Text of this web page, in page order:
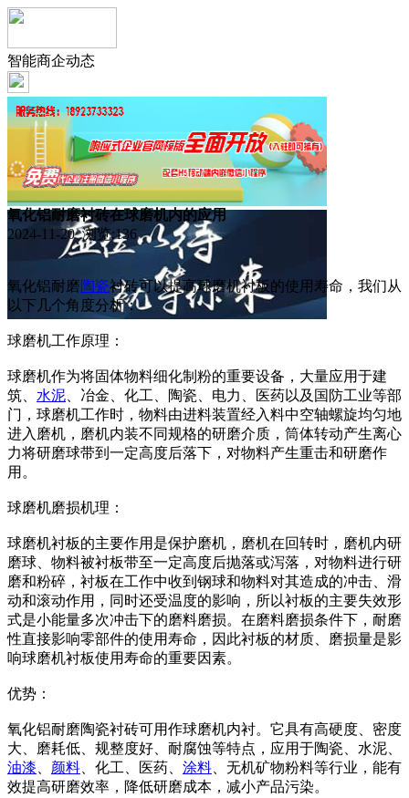
智能商企动态
氧化铝耐磨衬砖在球磨机内的应用
2024-11-20 浏览:136
氧化铝耐磨陶瓷衬砖可以提高球磨机衬板的使用寿命，我们从
以下几个角度分析：
球磨机工作原理：
球磨机作为将固体物料细化制粉的重要设备，大量应用于建
筑、 水泥 、冶金、化工、陶瓷、电力、医药以及国防工业等部
门，球磨机工作时，物料由进料装置经入料中空轴螺旋均匀地
进入磨机，磨机内装不同规格的研磨介质，筒体转动产生离心
力将研磨球带到一定高度后落下，对物料产生重击和研磨作
用。
球磨机磨损机理：
球磨机衬板的主要作用是保护磨机，磨机在回转时，磨机内研
磨球、物料被衬板带至一定高度后抛落或泻落，对物料进行研
磨和粉碎，衬板在工作中收到钢球和物料对其造成的冲击、滑
动和滚动作用，同时还受温度的影响，所以衬板的主要失效形
式是小能量多次冲击下的磨料磨损。在磨料磨损条件下，耐磨
性直接影响零部件的使用寿命，因此衬板的材质、磨损量是影
响球磨机衬板使用寿命的重要因素。
优势：
氧化铝耐磨陶瓷衬砖可用作球磨机内衬。它具有高硬度、密度
大、磨耗低、规整度好、耐腐蚀等特点，应用于陶瓷、水泥、
油漆
颜料 、化工、医药、 涂料 、无机矿物粉料等行业，能有
效提高研磨效率，降低研磨成本，减小产品污染。